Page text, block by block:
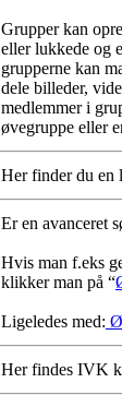
Grupper kan
eller lukkede og
grupperne kan
dele billeder,
medlemmer i
øvegruppe eller
Her finder du en
Er en avanceret
Hvis man f.eks
klikker man på “
Ligeledes med:
Her findes IVK